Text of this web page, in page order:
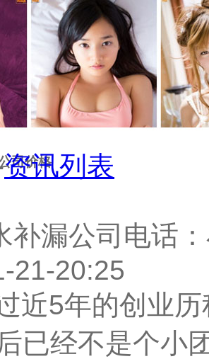
司价格
水补漏公司
资讯列表
补漏公司电话
21-20:25
年的创业历
已经不是个小